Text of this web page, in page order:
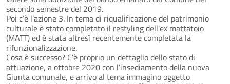
secondo semestre del 2019.
Poi c’è l’azione 3. In tema di riqualificazione del patrimonio
culturale è stato completato il restyling dell'ex mattatoio
(MATT) ed è stata altresì recentemente completata la
rifunzionalizzazione.
Cosa è successo? C’è proprio un dettaglio dello stato di
attuazione, a ottobre 2020 con l’insediamento della nuova
Giunta comunale, e arrivo al tema immagino oggetto